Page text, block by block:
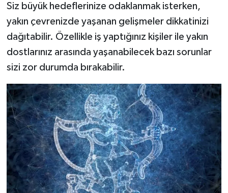
Siz büyük hedeflerinize odaklanmak isterken,
yakın çevrenizde yaşanan gelişmeler dikkatinizi
dağıtabilir. Özellikle iş yaptığınız kişiler ile yakın
dostlarınız arasında yaşanabilecek bazı sorunlar
sizi zor durumda bırakabilir.